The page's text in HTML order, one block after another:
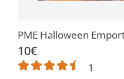
PME Halloween
10€
1